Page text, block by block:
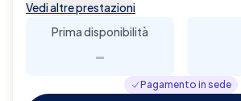
Vedi altre prestazioni
Prima disponibilità
-
Pagamento in sede